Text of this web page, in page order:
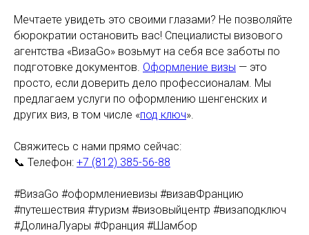
Мечтаете увидеть это своими глазами? Не позволяйте
бюрократии остановить вас! Специалисты визового
агентства «ВизаGo» возьмут на себя все заботы по
подготовке документов. Оформление визы — это
просто, если доверить дело профессионалам. Мы
предлагаем услуги по оформлению шенгенских и
других виз, в том числе «под ключ».
Свяжитесь с нами прямо сейчас:
📞 Телефон: +7 (812) 385-56-88
#ВизаGo #оформлениевизы #визавФранцию
#путешествия #туризм #визовыйцентр #визаподключ
#ДолинаЛуары #Франция #Шамбор